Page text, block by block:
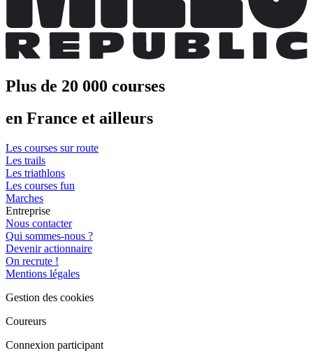
Plus de 20 000 courses
en France et ailleurs
Les courses sur route
Les trails
Les triathlons
Les courses fun
Marches
Entreprise
Nous contacter
Qui sommes-nous ?
Devenir actionnaire
On recrute !
Mentions légales
Gestion des cookies
Coureurs
Connexion participant